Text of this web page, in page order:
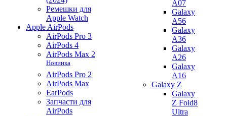
Ремешки для
Apple Watch
Apple AirPods
AirPods Pro 3
AirPods 4
AirPods Max 2
Новинка
AirPods Pro 2
AirPods Max
EarPods
Запчасти для
AirPods
A07
Galaxy
A56
Galaxy
A36
Galaxy
A26
Galaxy
A16
Galaxy Z
Galaxy
Z Fold8
Ultra